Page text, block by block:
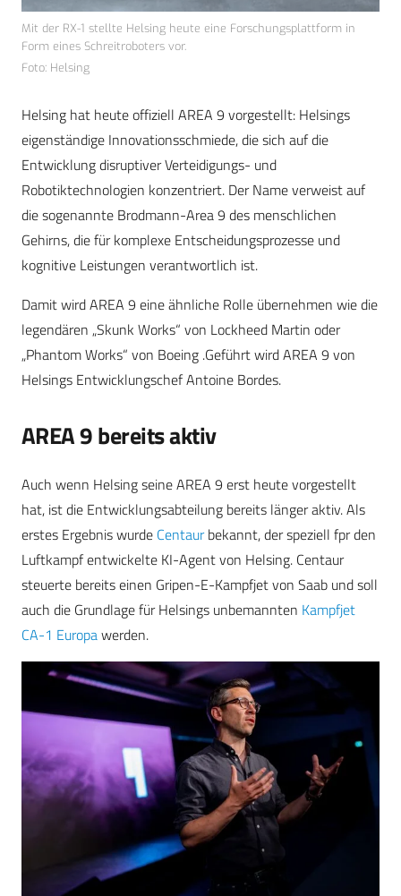
Mit der RX-1 stellte Helsing heute eine Forschungsplattform in
Form eines Schreitroboters vor.
Foto: Helsing
Helsing hat heute offiziell AREA 9 vorgestellt: Helsings
eigenständige Innovationsschmiede, die sich auf die
Entwicklung disruptiver Verteidigungs- und
Robotiktechnologien konzentriert. Der Name verweist auf
die sogenannte Brodmann-Area 9 des menschlichen
Gehirns, die für komplexe Entscheidungsprozesse und
kognitive Leistungen verantwortlich ist.
Damit wird AREA 9 eine ähnliche Rolle übernehmen wie die
legendären „Skunk Works“ von Lockheed Martin oder
„Phantom Works“ von Boeing .Geführt wird AREA 9 von
Helsings EntwicklungschefAntoine Bordes.
AREA 9 bereits aktiv
Auch wenn Helsing seine AREA 9 erst heute vorgestellt
hat, ist die Entwicklungsabteilung bereits länger aktiv. Als
erstes Ergebnis wurde Centaurbekannt, der speziell fpr den
Luftkampf entwickelte KI-Agent von Helsing. Centaur
steuerte bereits einen Gripen-E-Kampfjet von Saab und soll
auch die Grundlage für Helsings unbemannten Kampfjet
CA-1 Europawerden.